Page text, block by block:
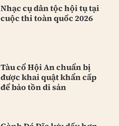
Nhạc cụ dân tộc hội tụ tại
cuộc thi toàn quốc 2026
Tàu cổ Hội An chuẩn bị
được khai quật khẩn cấp
để bảo tồn di sản